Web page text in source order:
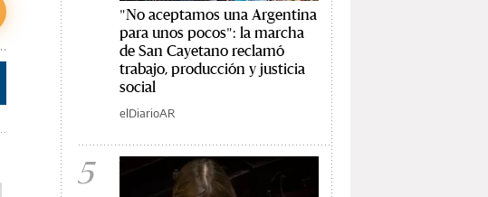
"No aceptamos una Argentina
para unos pocos": la marcha
de San Cayetano reclamó
trabajo, producción y justicia
social
elDiarioAR
5